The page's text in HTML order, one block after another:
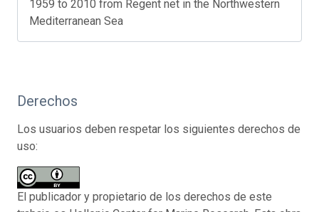
1959 to 2010 from Regent net in the Northwestern
Mediterranean Sea
Derechos
Los usuarios deben respetar los siguientes derechos de
uso:
El publicador y propietario de los derechos de este